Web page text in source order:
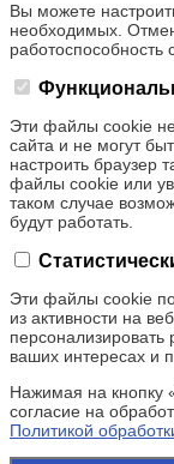
Вы можете
необходимых.
работоспособность
Эти файлы cookie
сайта и не могут
настроить браузер
файлы cookie или
таком случае
будут работать.
Эти файлы cookie
из активности на
ваших интересах и
Нажимая на кнопку
согласие на
Политикой